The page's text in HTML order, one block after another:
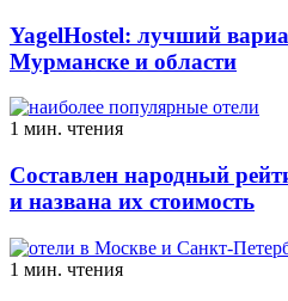
YagelHostel: лучший
Мурманске и области
1 мин. чтения
Составлен народный
и названа их стоимость
1 мин. чтения